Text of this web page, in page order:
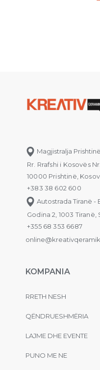
Magjistralja
Rr. Rrafshi i Kosovës
10000 Prishtinë,
+383 38 602 600
Autostrada Tiranë -
Godina 2, 1003 Tiranë,
+355 68 353 6687
KOMPANIA
RRETH NESH
QËNDRUESHMËRIA
LAJME DHE EVENTE
PUNO ME NE